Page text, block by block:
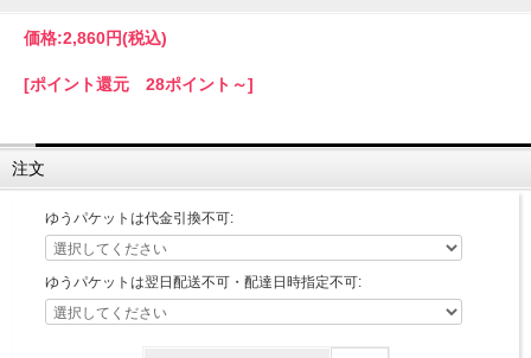
価格:2,860円(税込)
[ポイント還元 28ポイント～]
注文
ゆうパケットは代金引換不可:
ゆうパケットは翌日配送不可・配達日時指定不可: